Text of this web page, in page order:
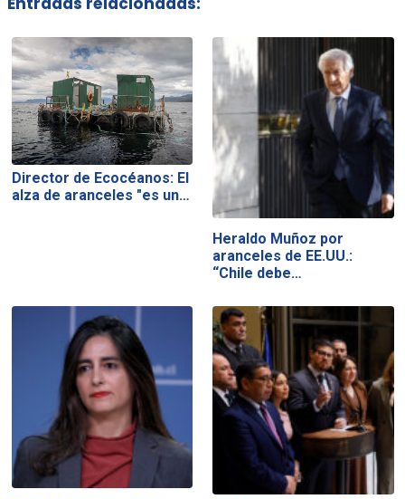
Director de Ecocéanos: El
alza de aranceles "es un…
Heraldo Muñoz por
aranceles de EE.UU.:
“Chile debe…